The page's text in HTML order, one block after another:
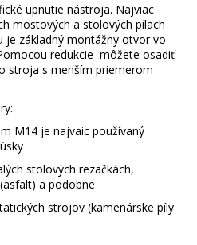
upnutie nástroja. Najviac
mostových a stolových pílach
základný montážny otvor vo
redukcie môžete osadiť
stroja s menším priemerom
M14 je najvaic používaný
stolových rezačkách,
a podobne
strojov (kamenárske píly